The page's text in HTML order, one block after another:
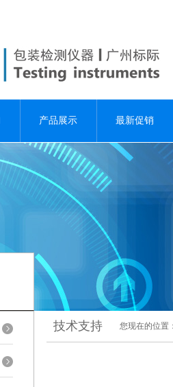
产品展示 最新促销
技术支持 您现在的位置